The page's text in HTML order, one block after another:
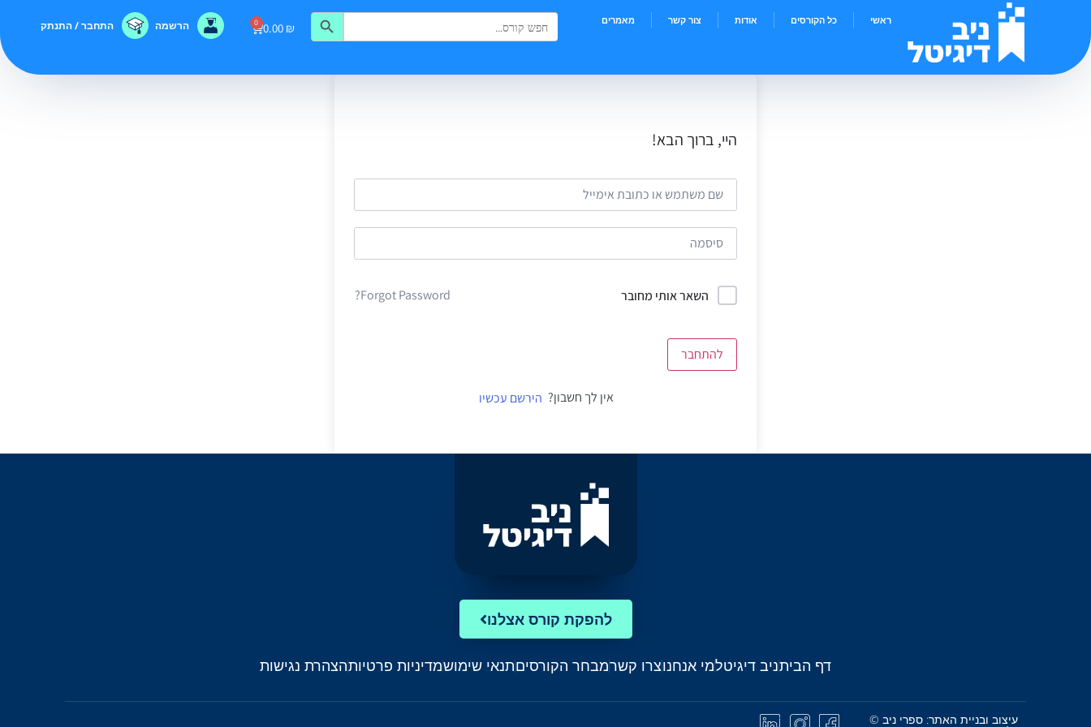
ראשי כל הקורסים אודות צור קשר מאמרים Search
for:
Search Button
0.00 ₪
0 הרשמה התחבר / התנתק
היי, ברוך הבא!
השאר אותי מחובר Forgot Password?
להתחבר
אין לך חשבון? הירשם עכשיו
להפקת קורס אצלנו
דף הביתניב דיגיטלמי אנחנוצרו קשרמבחר הקורסיםתנאי שימושמדיניות פרטיותהצהרת נגישות
עיצוב ובניית האתר: ספרי ניב ©